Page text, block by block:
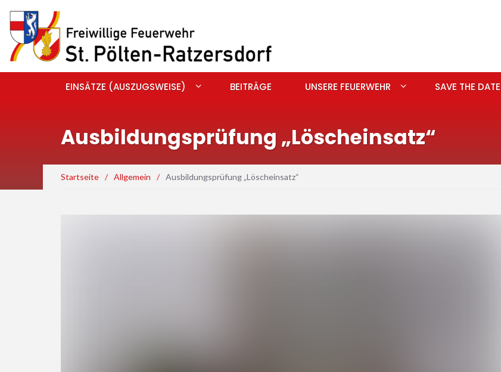
EINSÄTZE (AUSZUGSWEISE) BEITRÄGE UNSERE FEUERWEHR SAVE THE DATE
Ausbildungsprüfung „Löscheinsatz“
Startseite / Allgemein / Ausbildungsprüfung „Löscheinsatz“